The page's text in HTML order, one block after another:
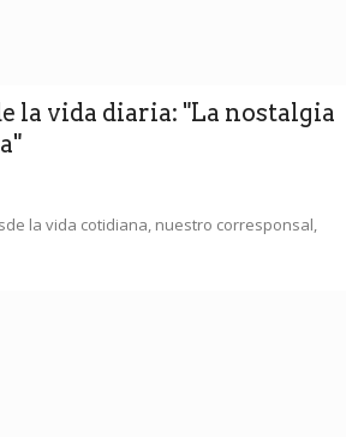
la vida diaria: "La nostalgia
la vida cotidiana, nuestro corresponsal,